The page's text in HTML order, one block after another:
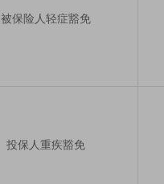
被保险人轻症豁免
投保人重疾豁免